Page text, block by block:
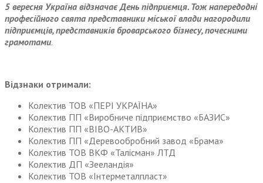
5 вересня Україна відзначає День підприємця. Тож напередодні
професійного свята представники міської влади нагородили
підприємців, представників броварського бізнесу, почесними
грамотами.
Відзнаки отримали:
Колектив ТОВ «ПЕРІ УКРАЇНА»
Колектив ПП «Виробниче підприємство «БАЗИС»
Колектив ПП «ВІВО-АКТИВ»
Колектив ПП «Деревообробний завод «Брама»
Колектив ТОВ ВКФ «Талісман» ЛТД
Колектив ДП «Зееландія»
Колектив ТОВ «Інтерметалпласт»